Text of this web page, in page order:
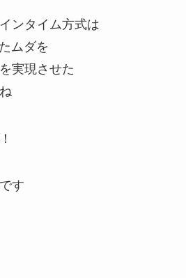
ンタイム方式は
ムダを
実現させた
す